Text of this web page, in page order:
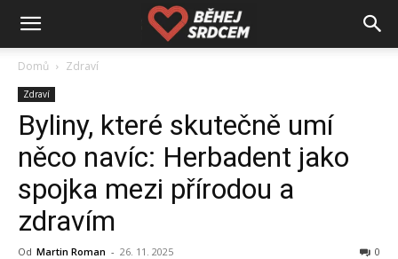
Domů Zdraví
Zdraví
Byliny, které skutečně umí
něco navíc: Herbadent jako
spojka mezi přírodou a
zdravím
Od Martin Roman - 26. 11. 2025 0